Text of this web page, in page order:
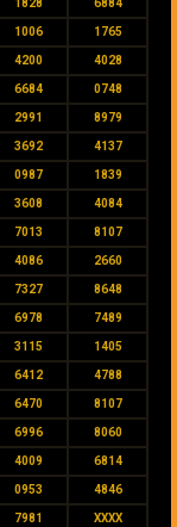
1828 6884
1006 1765
4200 4028
6684 0748
2991 8979
3692 4137
0987 1839
3608 4084
7013 8107
4086 2660
7327 8648
6978 7489
3115 1405
6412 4788
6470 8107
6996 8060
4009 6814
0953 4846
7981 XXXX